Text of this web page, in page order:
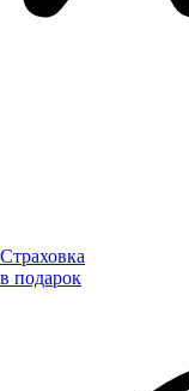
Страховка
в подарок